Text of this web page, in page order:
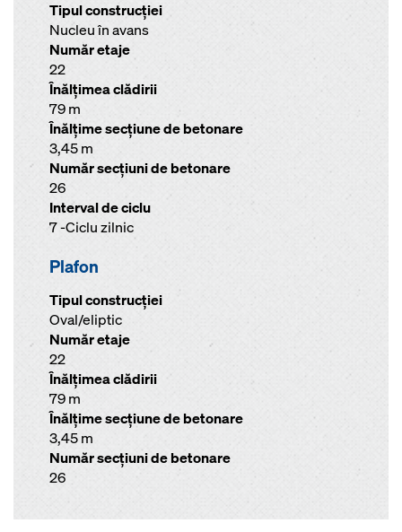
Tipul construcției
Nucleu în avans
Număr etaje
22
Înălţimea clădirii
79 m
Înălţime secţiune de betonare
3,45 m
Număr secţiuni de betonare
26
Interval de ciclu
7 -Ciclu zilnic
Plafon
Tipul construcției
Oval/eliptic
Număr etaje
22
Înălţimea clădirii
79 m
Înălţime secţiune de betonare
3,45 m
Număr secţiuni de betonare
26